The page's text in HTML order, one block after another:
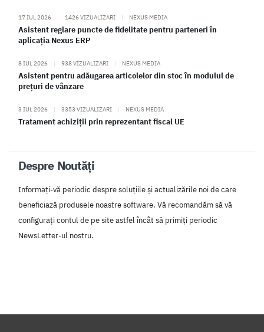
17 IUL 2026 | 1426 VIZUALIZARI | NEXUS MEDIA
Asistent reglare puncte de fidelitate pentru parteneri în
aplicația Nexus ERP
8 IUL 2026 | 938 VIZUALIZARI | NEXUS MEDIA
Asistent pentru adăugarea articolelor din stoc în modulul de
prețuri de vânzare
3 IUL 2026 | 3353 VIZUALIZARI | NEXUS MEDIA
Tratament achiziții prin reprezentant fiscal UE
Despre Noutăți
Informați-vă periodic despre soluțiile și actualizările noi de care
beneficiază produsele noastre software. Vă recomandăm să vă
configurați contul de pe site astfel încât să primiți periodic
NewsLetter-ul nostru.